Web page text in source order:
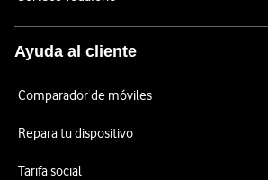
Ayuda al cliente
Comparador de móviles
Repara tu dispositivo
Tarifa social